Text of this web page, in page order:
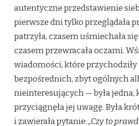
autentyczne przedstawienie
pierwsze dni tylko przeglądała
patrzyła, czasem uśmiechała
czasem przewracała oczami.
wiadomości, które
bezpośrednich, zbyt ogólnych
nieinteresujących — była jedna,
przyciągnęła jej uwagę. Była
i zawierała pytanie:„Czy to